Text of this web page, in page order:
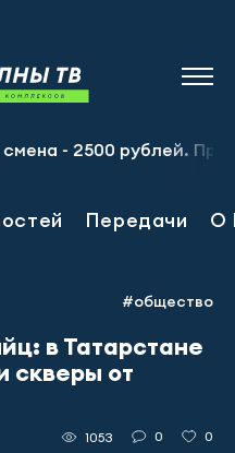
рублей. Пр-т
Передачи О
#общество
в Татарстане
скверы от
1053 0 0